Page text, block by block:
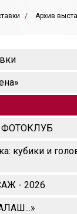
Архив
кубики и
- 2026